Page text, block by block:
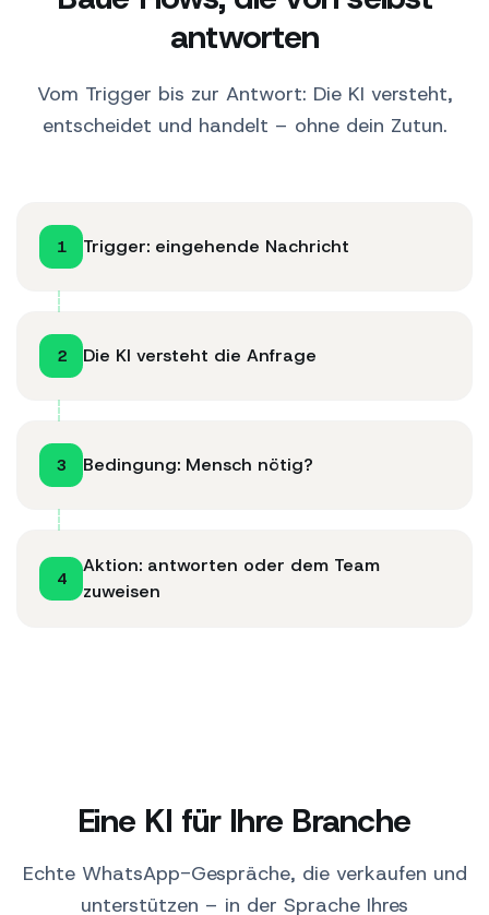
antworten
Vom Trigger bis zur Antwort: Die KI versteht,
entscheidet und handelt – ohne dein Zutun.
1 Trigger: eingehende Nachricht
2 Die KI versteht die Anfrage
3 Bedingung: Mensch nötig?
4
Aktion: antworten oder dem Team
zuweisen
Eine KI für Ihre Branche
Echte WhatsApp-Gespräche, die verkaufen und
unterstützen – in der Sprache Ihres